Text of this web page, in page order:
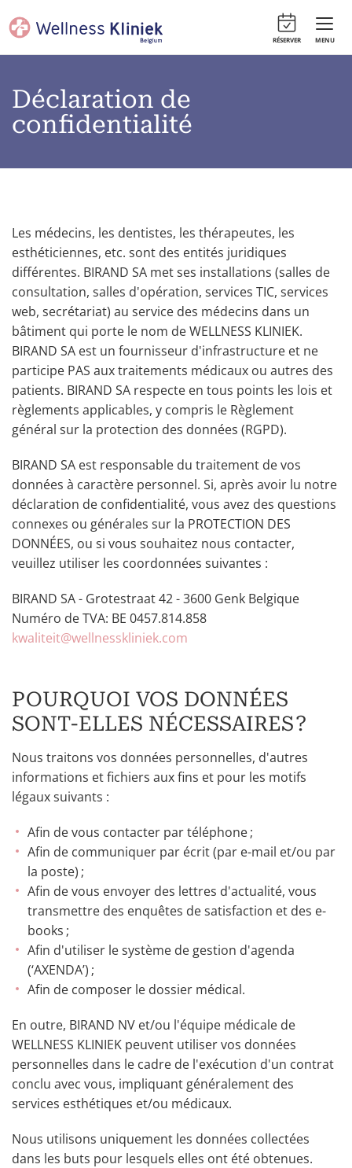
MENU
RÉSERVER
Déclaration de
confidentialité
Les médecins, les dentistes, les thérapeutes, les
esthéticiennes, etc. sont des entités juridiques
différentes. BIRAND SA met ses installations (salles de
consultation, salles d'opération, services TIC, services
web, secrétariat) au service des médecins dans un
bâtiment qui porte le nom de WELLNESS KLINIEK.
BIRAND SA est un fournisseur d'infrastructure et ne
participe PAS aux traitements médicaux ou autres des
patients. BIRAND SA respecte en tous points les lois et
règlements applicables, y compris le Règlement
général sur la protection des données (RGPD).
BIRAND SA est responsable du traitement de vos
données à caractère personnel. Si, après avoir lu notre
déclaration de confidentialité, vous avez des questions
connexes ou générales sur la PROTECTION DES
DONNÉES, ou si vous souhaitez nous contacter,
veuillez utiliser les coordonnées suivantes :
BIRAND SA - Grotestraat 42 - 3600 Genk Belgique
Numéro de TVA: BE 0457.814.858
kwaliteit@wellnesskliniek.com
POURQUOI VOS DONNÉES
SONT-ELLES NÉCESSAIRES ?
Nous traitons vos données personnelles, d'autres
informations et fichiers aux fins et pour les motifs
légaux suivants :
Afin de vous contacter par téléphone ;
Afin de communiquer par écrit (par e-mail et/ou par
la poste) ;
Afin de vous envoyer des lettres d'actualité, vous
transmettre des enquêtes de satisfaction et des e-
books ;
Afin d'utiliser le système de gestion d'agenda
(‘AXENDA’) ;
Afin de composer le dossier médical.
En outre, BIRAND NV et/ou l'équipe médicale de
WELLNESS KLINIEK peuvent utiliser vos données
personnelles dans le cadre de l'exécution d'un contrat
conclu avec vous, impliquant généralement des
services esthétiques et/ou médicaux.
Nous utilisons uniquement les données collectées
dans les buts pour lesquels elles ont été obtenues.